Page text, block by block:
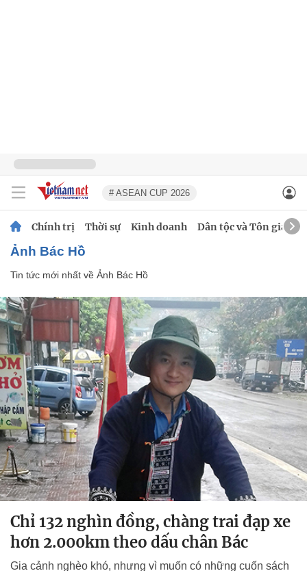
# ASEAN CUP 2026
Chính trị Thời sự Kinh doanh Dân tộc và Tôn giáo
Ảnh Bác Hồ
Tin tức mới nhất về Ảnh Bác Hồ
Chỉ 132 nghìn đồng, chàng trai đạp xe
hơn 2.000km theo dấu chân Bác
Gia cảnh nghèo khó, nhưng vì muốn có những cuốn sách